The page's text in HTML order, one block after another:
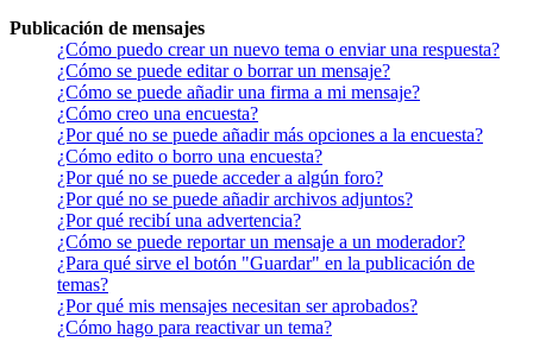
Publicación de mensajes
¿Cómo puedo crear un nuevo tema o enviar una respuesta?
¿Cómo se puede editar o borrar un mensaje?
¿Cómo se puede añadir una firma a mi mensaje?
¿Cómo creo una encuesta?
¿Por qué no se puede añadir más opciones a la encuesta?
¿Cómo edito o borro una encuesta?
¿Por qué no se puede acceder a algún foro?
¿Por qué no se puede añadir archivos adjuntos?
¿Por qué recibí una advertencia?
¿Cómo se puede reportar un mensaje a un moderador?
¿Para qué sirve el botón "Guardar" en la publicación de
temas?
¿Por qué mis mensajes necesitan ser aprobados?
¿Cómo hago para reactivar un tema?